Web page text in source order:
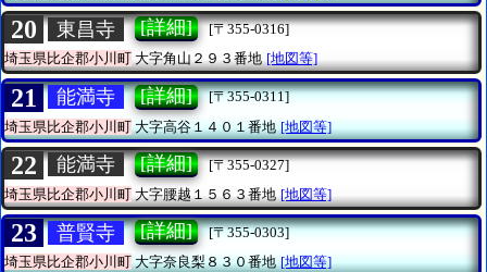
20 東昌寺 [詳細]
[〒355-0316]
埼玉県比企郡小川町大字角山２９３番地 [地図等]
21 能満寺 [詳細]
[〒355-0311]
埼玉県比企郡小川町大字高谷１４０１番地 [地図等]
22 能満寺 [詳細]
[〒355-0327]
埼玉県比企郡小川町 大字腰越１５６３番地 [地図等]
23 普賢寺 [詳細]
[〒355-0303]
埼玉県比企郡小川町大字奈良梨８３０番地 [地図等]